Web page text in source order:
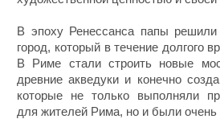
В эпоху Ренессанса папы решили
город, который в течение долгого
В Риме стали строить новые
древние акведуки и конечно
которые не только выполняли
для жителей Рима, но и были очень